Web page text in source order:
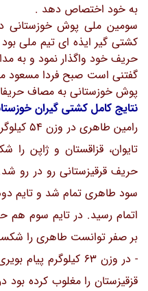
به خود اختصاص دهد .
سومین ملی پوش خوزستانی
کشتی گیر ایذه ای تیم ملی بود
حریف خود واگذار نمود و به
پوش خوزستانی به مصاف
نتایج کامل کشتی گیران
رامین
تایوان، قزاقستان و ژاپن را
حریف قرقیزستانی رو در رو
بر صفر توانست طاهری را
- در وزن 63 کیلوگرم
قزقیزستان را مغلوب کرده بود